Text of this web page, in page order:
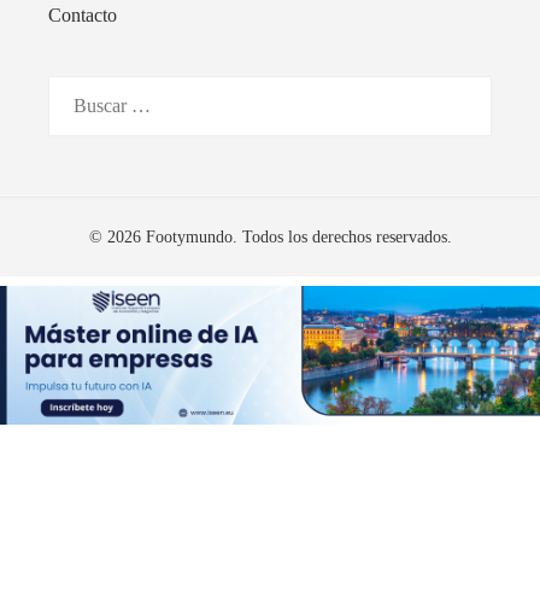
Contacto
© 2026 Footymundo. Todos los derechos reservados.